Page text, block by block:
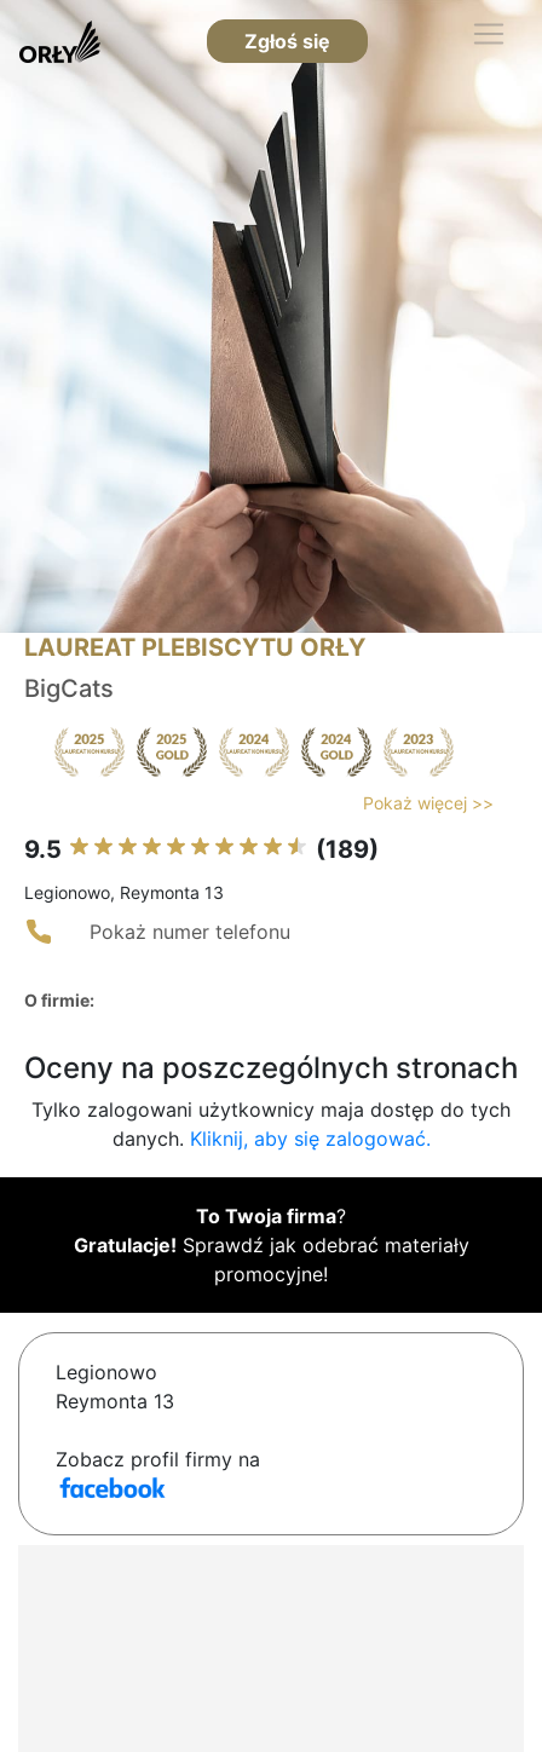
Zgłoś się
LAUREAT PLEBISCYTU ORŁY
BigCats
Pokaż więcej >>
9.5 (189)
Legionowo, Reymonta 13
Pokaż numer telefonu
O firmie:
Oceny na poszczególnych stronach
Tylko zalogowani użytkownicy maja dostęp do tych
danych. Kliknij, aby się zalogować.
To Twoja firma?
Gratulacje! Sprawdź jak odebrać materiały
promocyjne!
Legionowo
Reymonta 13
Zobacz profil firmy na